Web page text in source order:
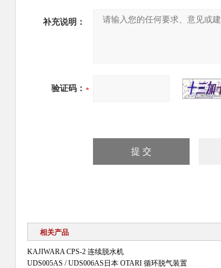
补充说明：
验证码：
相关产品
KAJIWARA CPS-2 连续脱水机
UDS005AS / UDS006AS日本 OTARI 循环脱气装置